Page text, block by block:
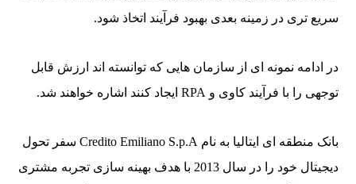
سریع تری در زمینه بعدی بهبود فرآیند اتخاذ شود.
در ادامه نمونه ای از سازمان هایی که توانسته اند ارزش قابل
توجهی را با فرآیند کاوی و RPA ایجاد کنند اشاره خواهند شد.
بانک منطقه ای ایتالیا به نام Credito Emiliano S.p.A سفر تحول
دیجیتال خود را در سال 2013 با هدف بهینه سازی تجربه مشتری